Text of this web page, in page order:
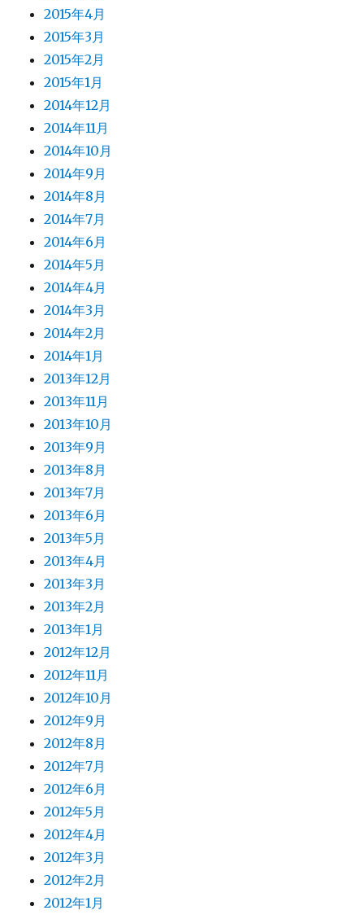
2015年4月
2015年3月
2015年2月
2015年1月
2014年12月
2014年11月
2014年10月
2014年9月
2014年8月
2014年7月
2014年6月
2014年5月
2014年4月
2014年3月
2014年2月
2014年1月
2013年12月
2013年11月
2013年10月
2013年9月
2013年8月
2013年7月
2013年6月
2013年5月
2013年4月
2013年3月
2013年2月
2013年1月
2012年12月
2012年11月
2012年10月
2012年9月
2012年8月
2012年7月
2012年6月
2012年5月
2012年4月
2012年3月
2012年2月
2012年1月